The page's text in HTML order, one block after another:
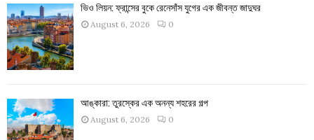
ভিও লিয়ন: ফ্রান্সের বুকে রেনেসাঁস যুগের এক জীবন্ত জাদুঘর
August 6, 2026 0
আঙ্কারা: তুরস্কের এক অনন্য শহরের গল্প
August 6, 2026 0